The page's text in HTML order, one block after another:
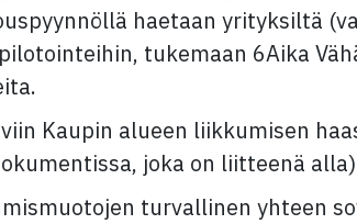
haetaan yrityksiltä
tukemaan 6Aika
Kaupin alueen liikkumisen
joka on liitteenä
turvallinen yhteen